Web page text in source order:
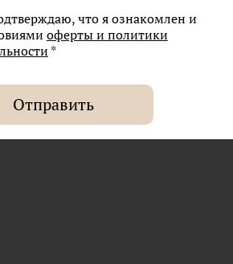
что я ознакомлен и
оферты и политики
*
Отправить